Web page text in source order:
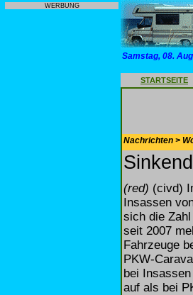
WERBUNG
Samstag, 08.
STARTSEITE
Nachrichten >
(red) (civd)
Insassen
sich die
seit 2007
Fahrzeuge
bei
auf als bei